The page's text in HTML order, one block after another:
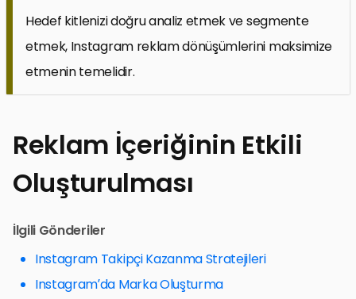
Hedef kitlenizi doğru analiz etmek ve segmente
etmek, Instagram reklam dönüşümlerini maksimize
etmenin temelidir.
Reklam İçeriğinin Etkili
Oluşturulması
İlgili Gönderiler
Instagram Takipçi Kazanma Stratejileri
Instagram’da Marka Oluşturma